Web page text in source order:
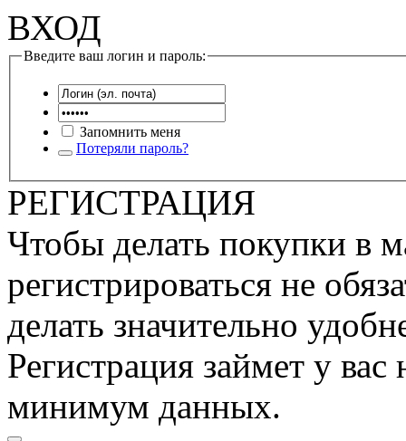
ВХОД
Введите ваш логин и пароль:
Запомнить меня
Потеряли пароль?
РЕГИСТРАЦИЯ
Чтобы делать покупки в
регистрироваться не
делать значительно
Регистрация займет у
минимум данных.